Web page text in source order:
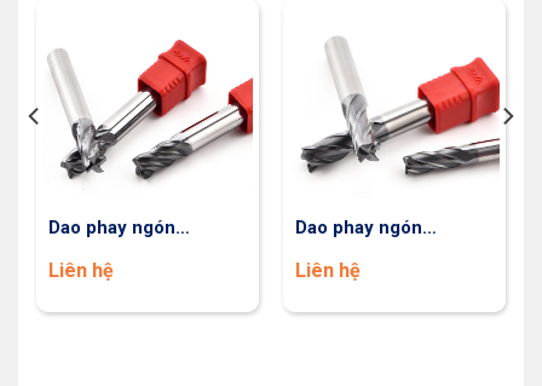
Dao phay ngón
Liên hệ
Dao phay ngón
Liên hệ